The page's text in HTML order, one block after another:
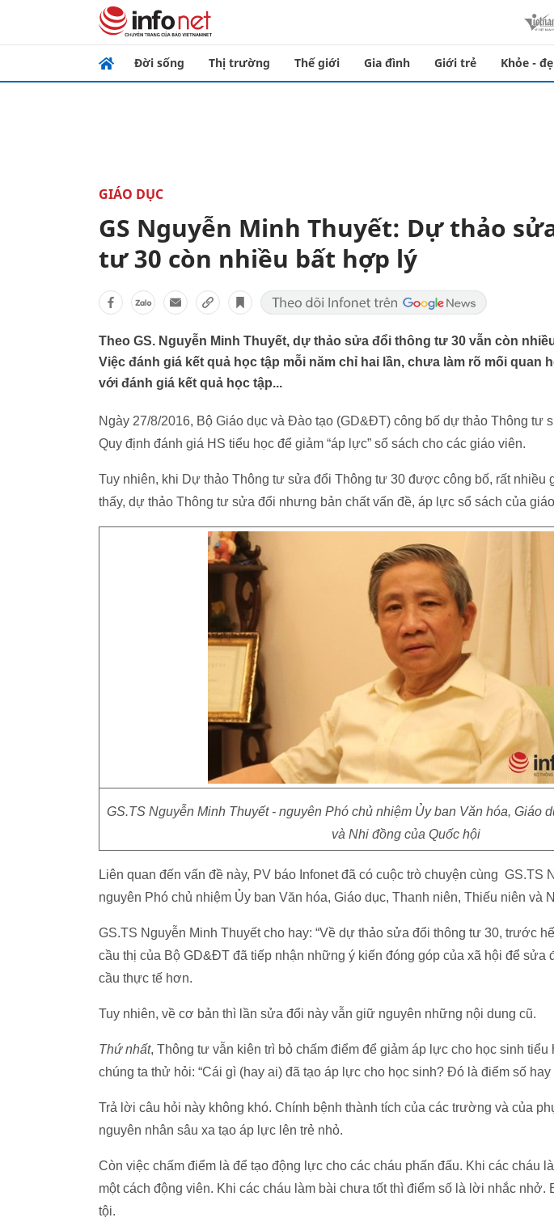
Đời sống Thị trường Thế giới Gia đình Giới trẻ Khỏe -
GIÁO DỤC
GS Nguyễn Minh Thuyết: Dự thảo
tư 30 còn nhiều bất hợp lý
Theo GS. Nguyễn Minh Thuyết, dự thảo sửa đổi thông tư 30 vẫn còn
Việc đánh giá kết quả học tập mỗi năm chỉ hai lần, chưa làm rõ mối quan
với đánh giá kết quả học tập...
Ngày 27/8/2016, Bộ Giáo dục và Đào tạo (GD&ĐT) công bố dự thảo Thông tư
Quy định đánh giá HS tiểu học để giảm “áp lực” sổ sách cho các giáo viên.
Tuy nhiên, khi Dự thảo Thông tư sửa đổi Thông tư 30 được công bố, rất nhiều
thấy, dự thảo Thông tư sửa đổi nhưng bản chất vấn đề, áp lực sổ sách của
GS.TS Nguyễn Minh Thuyết - nguyên Phó chủ nhiệm Ủy ban Văn hóa, Giáo
và Nhi đồng của Quốc hội
Liên quan đến vấn đề này, PV báo Infonet đã có cuộc trò chuyện cùng GS.TS
nguyên Phó chủ nhiệm Ủy ban Văn hóa, Giáo dục, Thanh niên, Thiếu niên và
GS.TS Nguyễn Minh Thuyết cho hay: “Về dự thảo sửa đổi thông tư 30, trước
cầu thị của Bộ GD&ĐT đã tiếp nhận những ý kiến đóng góp của xã hội để sửa
cầu thực tế hơn.
Tuy nhiên, về cơ bản thì lần sửa đổi này vẫn giữ nguyên những nội dung cũ.
Thứ nhất, Thông tư vẫn kiên trì bỏ chấm điểm để giảm áp lực cho học sinh
chúng ta thử hỏi: “Cái gì (hay ai) đã tạo áp lực cho học sinh? Đó là điểm số
Trả lời câu hỏi này không khó. Chính bệnh thành tích của các trường và của
nguyên nhân sâu xa tạo áp lực lên trẻ nhỏ.
Còn việc chấm điểm là để tạo động lực cho các cháu phấn đấu. Khi các cháu
một cách động viên. Khi các cháu làm bài chưa tốt thì điểm số là lời nhắc nhở.
tội.